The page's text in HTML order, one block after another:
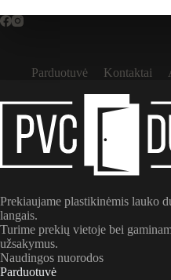
Parduotuvė Kontaktai
Prekiaujame plastikinėmis lauko
langais.
Turime prekių vietoje bei
užsakymus.
Naudingos nuorodos
Parduotuvė